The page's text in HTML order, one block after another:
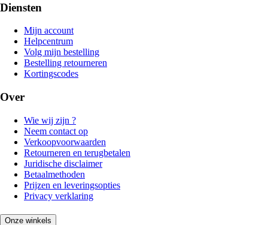
Diensten
Mijn account
Helpcentrum
Volg mijn bestelling
Bestelling retourneren
Kortingscodes
Over
Wie wij zijn ?
Neem contact op
Verkoopvoorwaarden
Retourneren en terugbetalen
Juridische disclaimer
Betaalmethoden
Prijzen en leveringsopties
Privacy verklaring
Onze winkels